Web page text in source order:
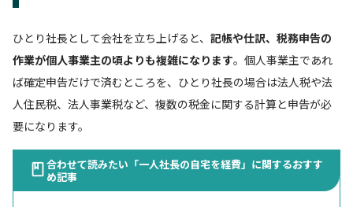
ひとり社長として会社を立ち上げると、 記帳や仕訳、税務申告の
作業が個人事業主の頃よりも複雑になります。個人事業主であれ
ば確定申告だけで済むところを、ひとり社長の場合は法人税や法
人住民税、法人事業税など、複数の税金に関する計算と申告が必
要になります。
合わせて読みたい「一人社長の自宅を経費」に関するおすす
め記事